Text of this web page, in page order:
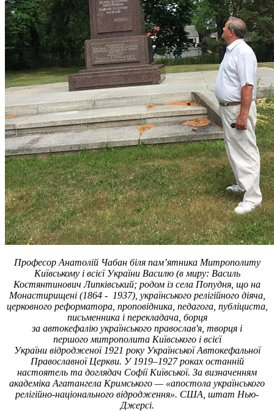
Професор Анатолій Чабан біля пам’ятника Митрополиту
Київському і всієї України Василю (в миру: Василь
Костянтинович Липківський; родом із села Попудня, що на
Монастирищені (1864 - 1937), українського релігійного діяча,
церковного реформатора, проповідника, педагога, публіциста,
письменника і перекладача, борця
за автокефалію українського православ'я, творця і
першого митрополита Київського і всієї
України відродженої 1921 року Української Автокефальної
Православної Церкви. У 1919–1927 роках останній
настоятель та доглядач Софії Київської. За визначенням
академіка Агатангела Кримського — «апостола українського
релігійно-національного відродження». США, штат Нью-
Джерсі.